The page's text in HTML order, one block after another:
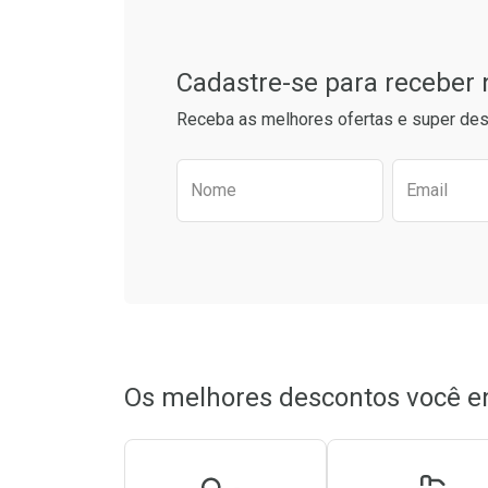
Ativar Desconto
Cadastre-se para receber
Receba as melhores ofertas e super
Preencha o formulário
Nome Email
Os melhores descontos você